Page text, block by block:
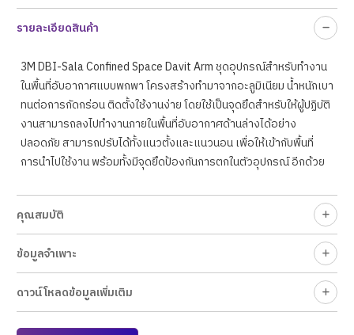
รายละเอียดสินค้า
3M DBI-Sala Confined Space Davit Arm ชุดอุปกรณ์สำหรับทำงาน
ในพื้นที่อับอากาศแบบพกพา โครงสร้างทำมาจากอะลูมิเนียม น้ำหนักเบา
ทนต่อการกัดกร่อน ติดตั้งใช้งานง่าย โดยใช้เป็นจุดยึดสำหรับให้ผู้ปฏิบัติ
งานสามารถลงไปทำงานภายในพื้นที่อับอากาศด้านล่างได้อย่าง
ปลอดภัย สามารถปรับได้ทั้งแนวตั้งและแนวนอน เพื่อให้เข้ากับพื้นที่
การนำไปใช้งาน พร้อมทั้งมีจุดยึดป้องกันการตกในตัวอุปกรณ์ อีกด้วย
คุณสมบัติ
ข้อมูลจำเพาะ
ดาวน์โหลดข้อมูลเพิ่มเติม